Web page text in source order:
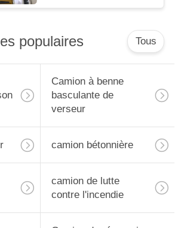
populaires Tous
Camion à benne
basculante de
verseur
camion bétonnière
camion de lutte
contre l'incendie